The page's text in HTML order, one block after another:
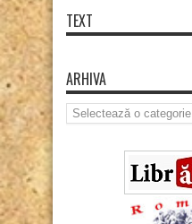
TEXT
ARHIVA
Arhiva